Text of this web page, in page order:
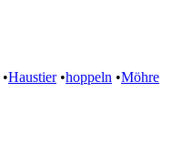
•Haustier •hoppeln •Möhre